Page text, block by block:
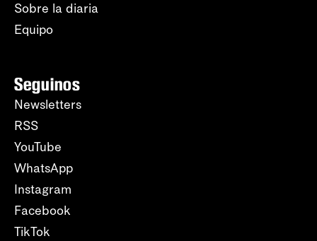
Sobre la diaria
Equipo
Seguinos
Newsletters
RSS
YouTube
WhatsApp
Instagram
Facebook
TikTok